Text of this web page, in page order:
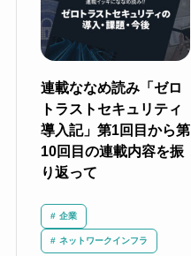
連載ななめ読み「ゼロ
トラストセキュリティ
導入記」第1回目から第
10回目の連載内容を振
り返って
企業
ネットワークインフラ